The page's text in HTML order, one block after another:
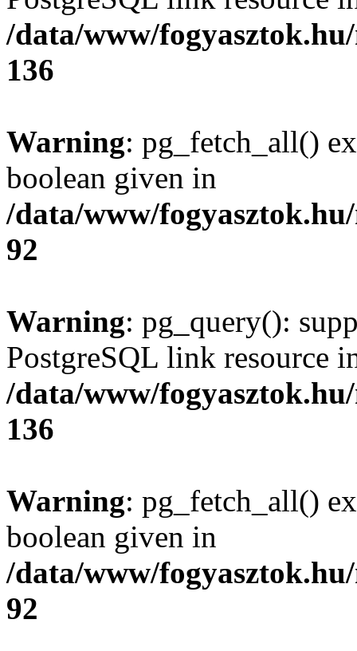
/data/www/
136
Warning: pg_fetch_all()
boolean given in
/data/www/
92
Warning: pg_query():
PostgreSQL link resource
/data/www/
136
Warning: pg_fetch_all()
boolean given in
/data/www/
92